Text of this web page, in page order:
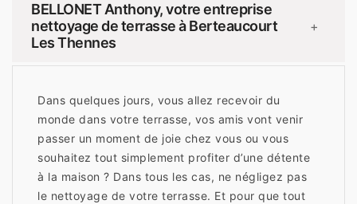
BELLONET Anthony, votre entreprise
nettoyage de terrasse à Berteaucourt
Les Thennes
+
Dans quelques jours, vous allez recevoir du
monde dans votre terrasse, vos amis vont venir
passer un moment de joie chez vous ou vous
souhaitez tout simplement profiter d’une détente
à la maison ? Dans tous les cas, ne négligez pas
le nettoyage de votre terrasse. Et pour que tout